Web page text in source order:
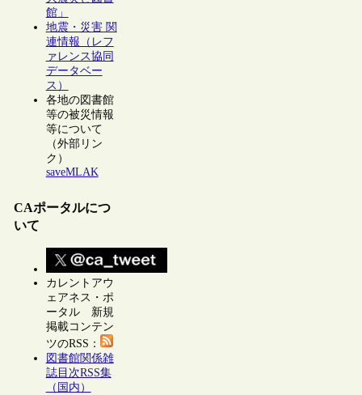
館」
地震・災害 関
連情報（レフ
ァレンス協同
データベー
ス）
各地の図書館
等の被災情報
等について
（外部リン
ク）
saveMLAK
CAポータルにつ
いて
カレントアウ
ェアネス・ポ
ータル 新規
掲載コンテン
ツのRSS：
図書館関係雑
誌目次RSS集
（国内）